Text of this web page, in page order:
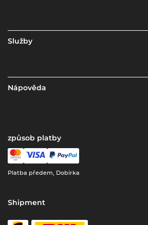
Služby
Nápověda
způsob platby
Platba předem, Dobírka
Shipment